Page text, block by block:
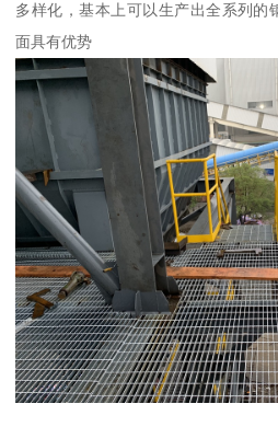
多样化，基本上可以生产出全系列的
面具有优势